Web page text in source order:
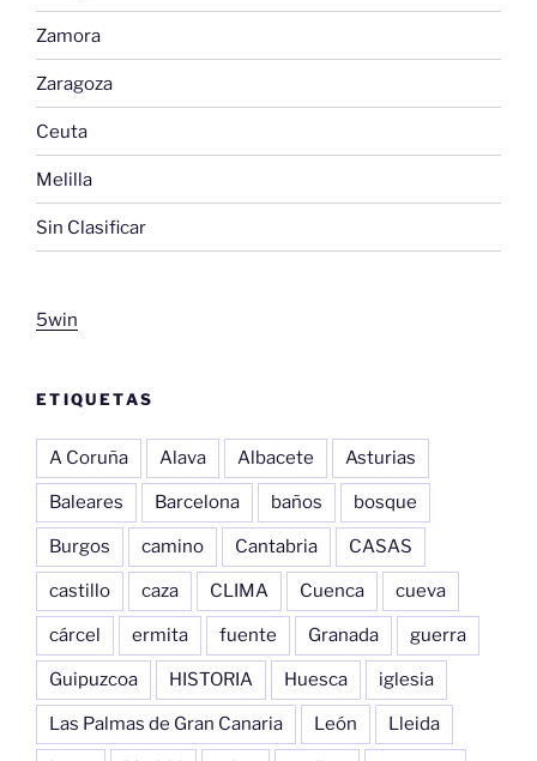
Zamora
Zaragoza
Ceuta
Melilla
Sin Clasificar
5win
ETIQUETAS
A Coruña Alava Albacete Asturias
Baleares Barcelona baños bosque
Burgos camino Cantabria CASAS
castillo caza CLIMA Cuenca cueva
cárcel ermita fuente Granada guerra
Guipuzcoa HISTORIA Huesca iglesia
Las Palmas de Gran Canaria León Lleida